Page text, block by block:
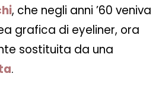
, che negli anni ’60 veniva
grafica di eyeliner, ora
sostituita da una
.